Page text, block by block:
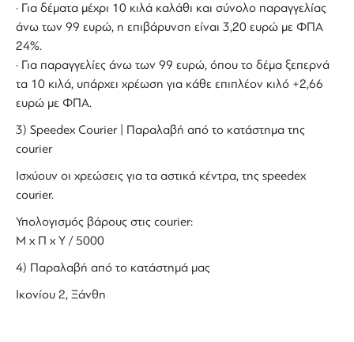
· Για δέματα μέχρι 10 κιλά καλάθι και σύνολο παραγγελίας
άνω των 99 ευρώ, η επιβάρυνση είναι 3,20 ευρώ με ΦΠΑ
24%.
· Για παραγγελίες άνω των 99 ευρώ, όπου το δέμα ξεπερνά
τα 10 κιλά, υπάρχει χρέωση για κάθε επιπλέον κιλό +2,66
ευρώ με ΦΠΑ.
3) Speedex Courier | Παραλαβή από το κατάστημα της
courier
Ισχύουν οι χρεώσεις για τα αστικά κέντρα, της speedex
courier.
Υπολογισμός βάρους στις courier:
Μ x Π x Y / 5000
4) Παραλαβή από το κατάστημά μας
Ικονίου 2, Ξάνθη